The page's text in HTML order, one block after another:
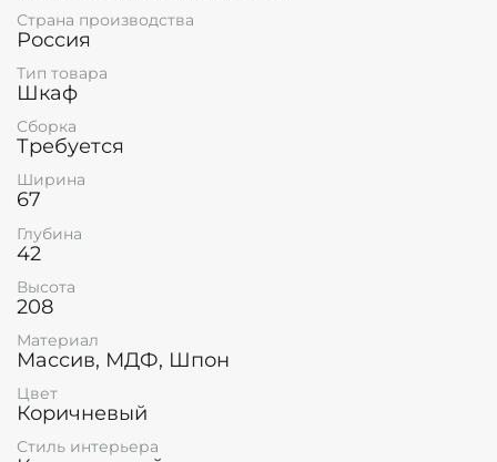
Страна производства
Россия
Тип товара
Шкаф
Сборка
Требуется
Ширина
67
Глубина
42
Высота
208
Материал
Массив, МДФ, Шпон
Цвет
Коричневый
Стиль интерьера